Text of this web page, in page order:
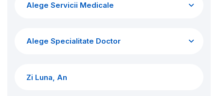
Alege Servicii Medicale
Alege Specialitate Doctor